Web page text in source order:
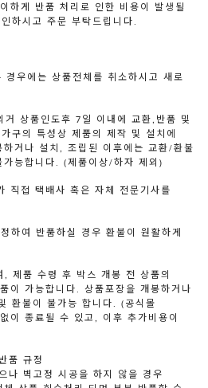
하게 반품 처리로 인한 비용이 발생될
하시고 주문 부탁드립니다.
우에는 상품전체를 취소하시고 새로
상품인도후 7일 이내에 교환,반품 및
구의 특성상 제품의 제작 및 설치에
거나 설치, 조립된 이후에는 교환/환불
능합니다. (제품이상/하자 제외)
직접 택배사 혹은 자체 전문기사를
하여 반품하실 경우 환불이 원활하게
제품 수령 후 박스 개봉 전 상품의
이 가능합니다. 상품포장을 개봉하거나
환불이 불가능 합니다. (공식몰
이 종료될 수 있고, 이후 추가비용이
품 규정
나 벽고정 시공을 하지 않을 경우